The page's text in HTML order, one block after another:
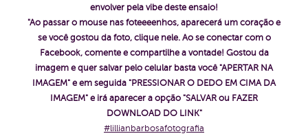
envolver pela vibe deste ensaio!
"Ao passar o mouse nas foteeeenhos, aparecerá um coração e
se você gostou da foto, clique nele. Ao se conectar com o
Facebook, comente e compartilhe a vontade! Gostou da
imagem e quer salvar pelo celular basta você "APERTAR NA
IMAGEM" e em seguida "PRESSIONAR O DEDO EM CIMA DA
IMAGEM" e irá aparecer a opção "SALVAR ou FAZER
DOWNLOAD DO LINK"
#lillianbarbosafotografia